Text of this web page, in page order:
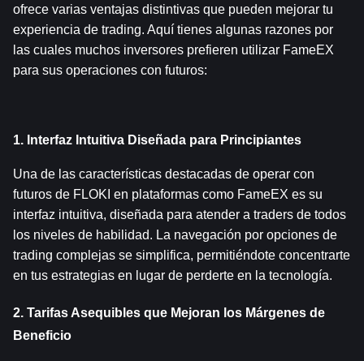
ofrece varias ventajas distintivas que pueden mejorar tu
experiencia de trading. Aquí tienes algunas razones por
las cuales muchos inversores prefieren utilizar FameEX
para sus operaciones con futuros:
1. Interfaz Intuitiva Diseñada para Principiantes
Una de las características destacadas de operar con
futuros de FLOKI en plataformas como FameEX es su
interfaz intuitiva, diseñada para atender a traders de todos
los niveles de habilidad. La navegación por opciones de
trading complejas se simplifica, permitiéndote concentrarte
en tus estrategias en lugar de perderte en la tecnología.
2. Tarifas Asequibles que Mejoran los Márgenes de
Beneficio